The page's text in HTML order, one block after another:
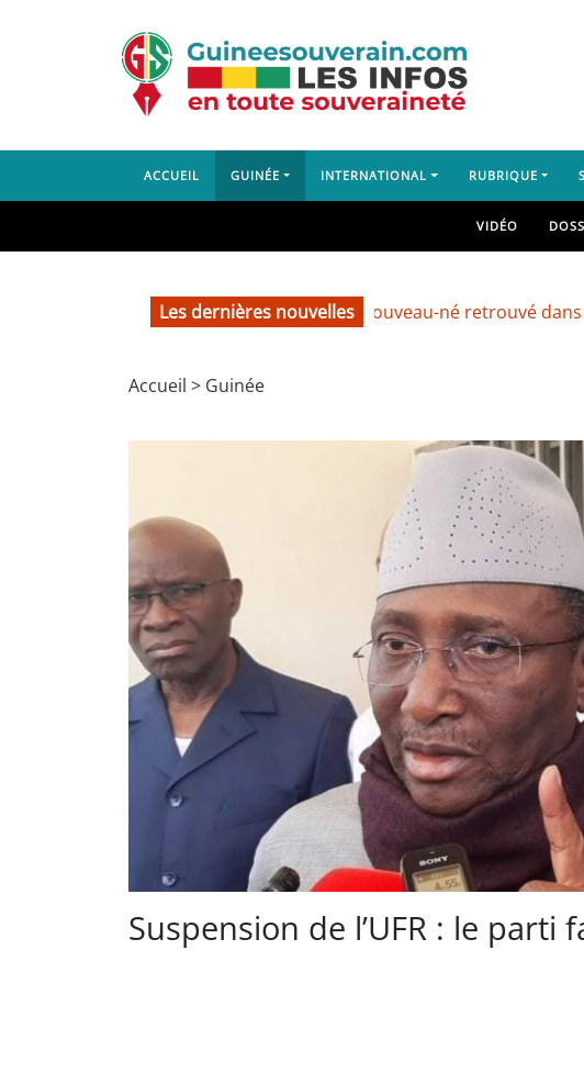
ACCUEIL GUINÉE INTERNATIONAL RUBRIQUE
VIDÉO
Les dernières nouvelles
Labé : un nouveau-né retrouvé dans une
Accueil > Guinée
Suspension de l’UFR : le parti